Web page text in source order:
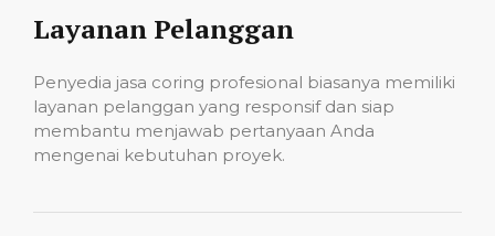
Layanan Pelanggan
Penyedia jasa coring profesional biasanya memiliki
layanan pelanggan yang responsif dan siap
membantu menjawab pertanyaan Anda
mengenai kebutuhan proyek.